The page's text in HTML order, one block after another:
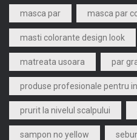
masca par masca par
masti colorante design look
matreata usoara par
produse profesionale pentru
prurit la nivelul scalpului
sampon no yellow